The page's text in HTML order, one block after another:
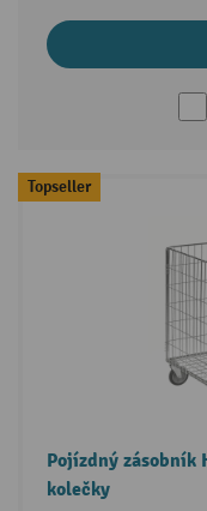
Topseller
Pojízdný zásobník
kolečky